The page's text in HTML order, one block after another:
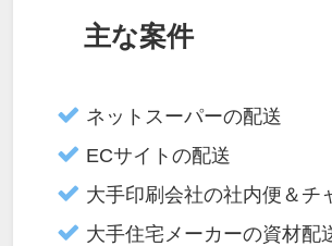
主な案件
ネットスーパーの配送
ECサイトの配送
大手印刷会社の社内便＆チ
大手住宅メーカーの資材配